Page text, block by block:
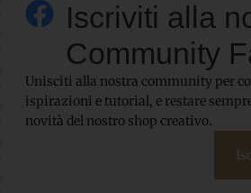
Iscriviti alla
Community
Unisciti alla nostra community per
ispirazioni e tutorial, e restare
novità del nostro shop creativo.